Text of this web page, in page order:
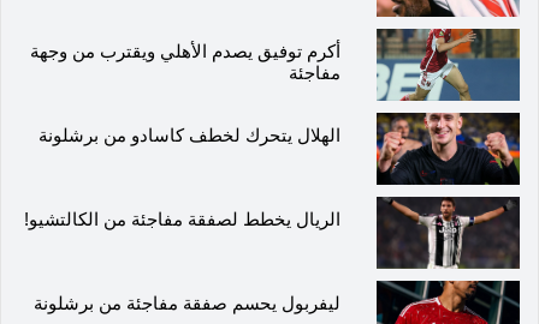
أكرم توفيق يصدم الأهلي ويقترب من وجهة
مفاجئة
الهلال يتحرك لخطف كاسادو من برشلونة
الريال يخطط لصفقة مفاجئة من الكالتشيو!
ليفربول يحسم صفقة مفاجئة من برشلونة